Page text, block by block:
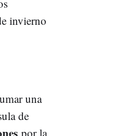
invierno
una
de
por la